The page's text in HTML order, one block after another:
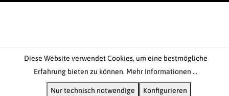
Diese Website verwendet Cookies, um eine bestmögliche
Erfahrung bieten zu können. Mehr Informationen ...
Nur technisch notwendige Konfigurieren